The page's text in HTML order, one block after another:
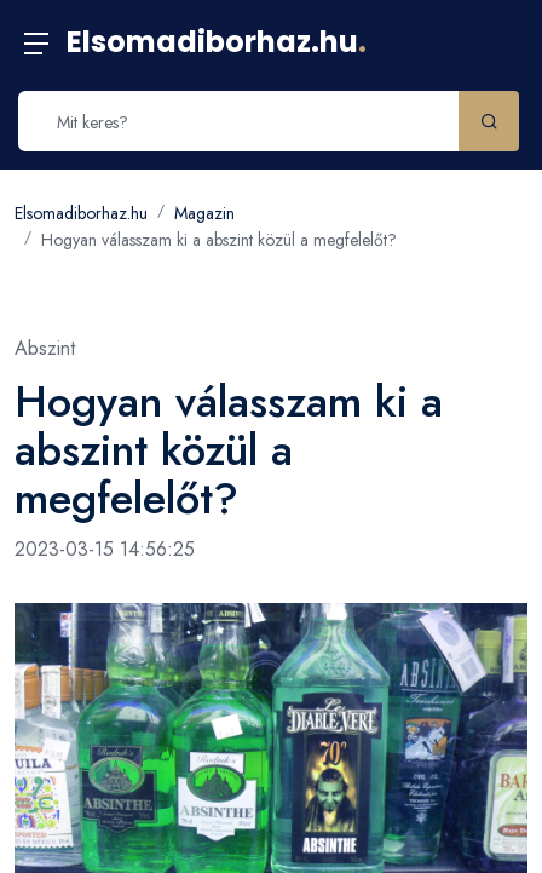
Elsomadiborhaz.hu.
Elsomadiborhaz.hu
Magazin
Hogyan válasszam ki a abszint közül a megfelelőt?
Abszint
Hogyan válasszam ki a
abszint közül a
megfelelőt?
2023-03-15 14:56:25